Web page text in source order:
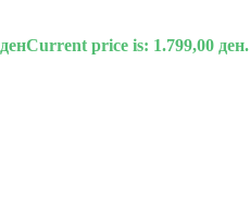
денCurrent price is: 1.799,00 ден.